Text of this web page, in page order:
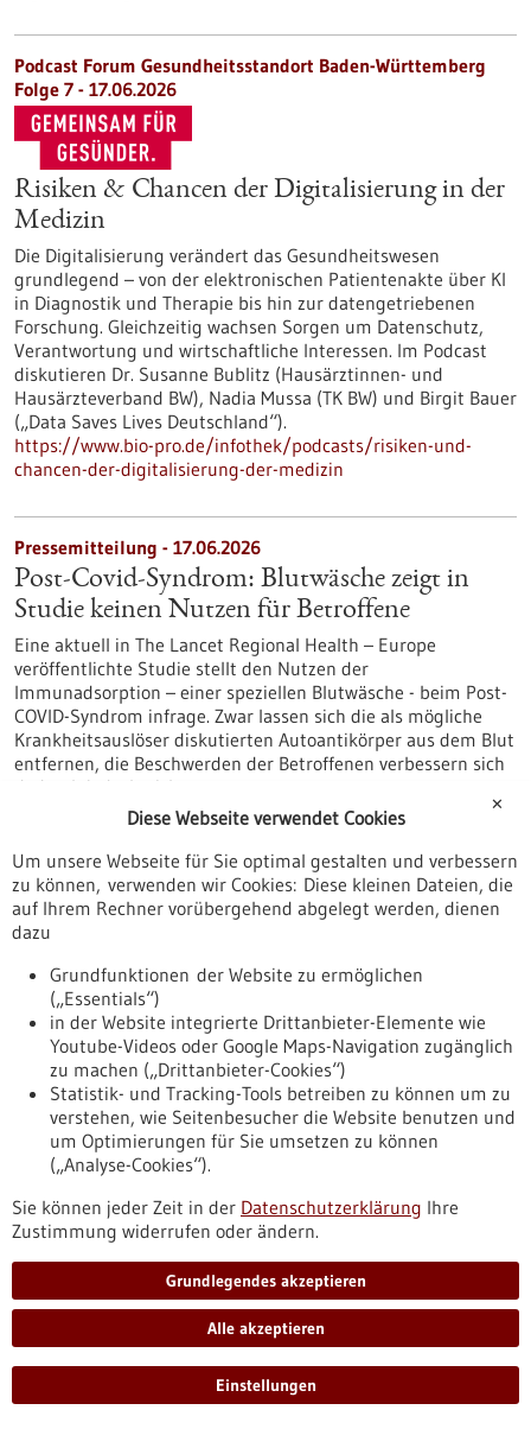
Podcast Forum Gesundheitsstandort Baden-Württemberg
Folge 7 - 17.06.2026
Risiken & Chancen der Digitalisierung in der
Medizin
Die Digitalisierung verändert das Gesundheitswesen
grundlegend – von der elektronischen Patientenakte über KI
in Diagnostik und Therapie bis hin zur datengetriebenen
Forschung. Gleichzeitig wachsen Sorgen um Datenschutz,
Verantwortung und wirtschaftliche Interessen. Im Podcast
diskutieren Dr. Susanne Bublitz (Hausärztinnen- und
Hausärzteverband BW), Nadia Mussa (TK BW) und Birgit Bauer
(„Data Saves Lives Deutschland“).
https://www.bio-pro.de/infothek/podcasts/risiken-und-
chancen-der-digitalisierung-der-medizin
Pressemitteilung - 17.06.2026
Post-Covid-Syndrom: Blutwäsche zeigt in
Studie keinen Nutzen für Betroffene
Eine aktuell in The Lancet Regional Health – Europe
veröffentlichte Studie stellt den Nutzen der
Immunadsorption – einer speziellen Blutwäsche - beim Post-
COVID-Syndrom infrage. Zwar lassen sich die als mögliche
Krankheitsauslöser diskutierten Autoantikörper aus dem Blut
entfernen, die Beschwerden der Betroffenen verbessern sich
dadurch jedoch nicht.
https://www.gesundheitsindustrie-
zeigt-studie-keinen-nutzen-fuer-betroffene
Pressemitteilung - 16.06.2026
Kickoff für das EU-Pathfinder-Projekt
HEARTCORE am NMI
Neue Medikamentenwirkstoffe sollten das Herz möglichst
wenig belasten, das ist klar. Aber wie lassen sich mögliche
Auswirkungen zuverlässig vorhersagen? Dieser
Herausforderung stellen sich Forschende des NMI, der
Medizinischen Hochschule Hannover (Projektleitung), der
Universitat Politecnica de Valencia sowie der Industriepartner
Multi Channel Systems und Foresee Biosystems im neuen
Projekt HEARTCORE.
https://www.gesundheitsindustrie-
bw.de/fachbeitrag/pm/kickoff-fuer-das-eu-pathfinder-
projekt-heartcore-am-nmi
Pressemitteilung - 16.06.2026
Kliniken sichern, Versorgung stärken, Lasten
fair verteilen
✕
Diese Webseite verwendet Cookies
Um unsere Webseite für Sie optimal gestalten und verbessern
zu können, verwenden wir Cookies: Diese kleinen Dateien, die
auf Ihrem Rechner vorübergehend abgelegt werden, dienen
dazu
Grundfunktionen der Website zu ermöglichen
(„Essentials“)
in der Website integrierte Drittanbieter-Elemente wie
Youtube-Videos oder Google Maps-Navigation zugänglich
zu machen („Drittanbieter-Cookies“)
Statistik- und Tracking-Tools betreiben zu können um zu
verstehen, wie Seitenbesucher die Website benutzen und
um Optimierungen für Sie umsetzen zu können
(„Analyse-Cookies“).
Sie können jeder Zeit in der Datenschutzerklärung Ihre
Zustimmung widerrufen oder ändern.
Grundlegendes akzeptieren
Alle akzeptieren
Einstellungen